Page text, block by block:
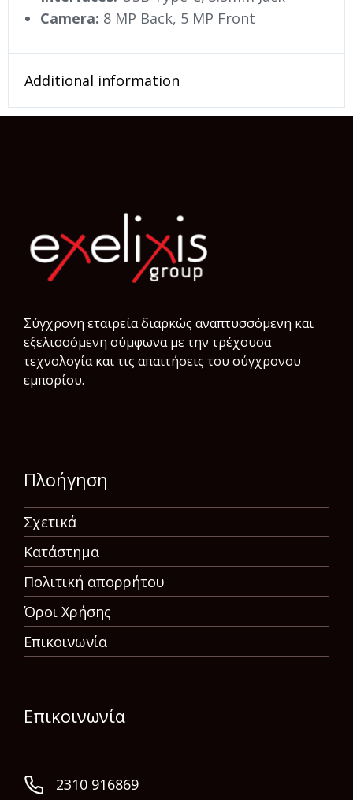
Camera: 8 MP Back, 5 MP Front
Additional information
Σύγχρονη εταιρεία διαρκώς αναπτυσσόμενη και
εξελισσόμενη σύμφωνα µε την τρέχουσα
τεχνολογία και τις απαιτήσεις του σύγχρονου
εμπορίου.
Πλοήγηση
Σχετικά
Κατάστημα
Πολιτική απορρήτου
Όροι Χρήσης
Επικοινωνία
Επικοινωνία
2310 916869